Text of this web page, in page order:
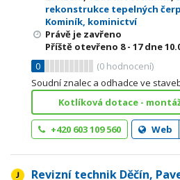
rekonstrukce tepelných
Kominík, kominictví
Právě je zavřeno
Příště otevřeno 8 - 17dne
0
(0 hodnocení)
Soudní znalec a odhadce ve
Kotlíková dotace -
+420 603 109 560 Web
Revizní technik Děčín,